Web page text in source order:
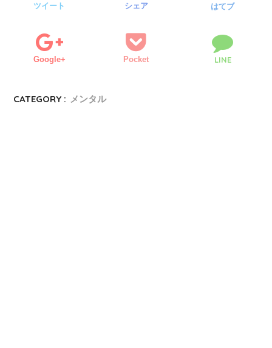
ツイート シェア はてブ
Google+ Pocket LINE
CATEGORY : メンタル